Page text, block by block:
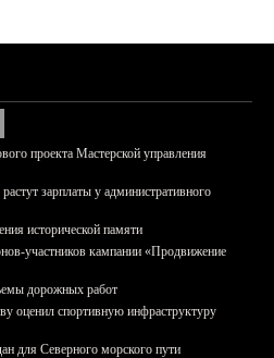
проекта Мастерской управления
зарплаты у административного
исторической памяти
участников кампании «Продвижение
дорожных работ
оценил спортивную инфраструктуру
для Северного морского пути